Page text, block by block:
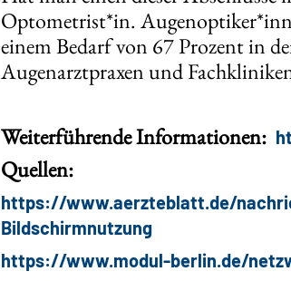
Optometrist*in.
einem Bedarf von 67 Prozent in
Augenarztpraxen und
Weiterführende Informationen:
Quellen:
https://www.aerzteblatt.de/
Bildschirmnutzung
https://www.modul-berlin.de/